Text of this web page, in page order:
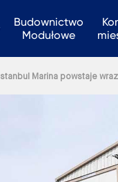
Budownictwo
Modułowe
Marina powstaje